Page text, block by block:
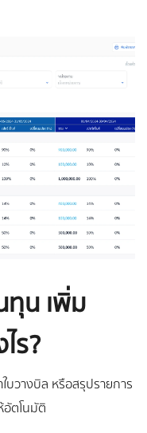
ทุน เพิ่ม
ร?
บวางบิล หรือสรุปรายการ
อัตโนมัติ